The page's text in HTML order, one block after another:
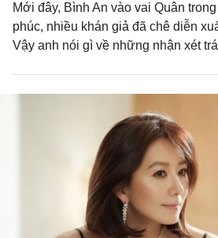
Mới đây, Bình An vào vai Quân
phúc, nhiều khán giả đã chê diễn
Vậy anh nói gì về những nhận xét